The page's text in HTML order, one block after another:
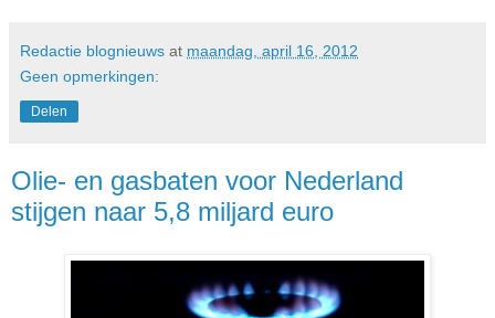
Redactie blognieuws at maandag, april 16, 2012
Geen opmerkingen:
Delen
Olie- en gasbaten voor Nederland
stijgen naar 5,8 miljard euro